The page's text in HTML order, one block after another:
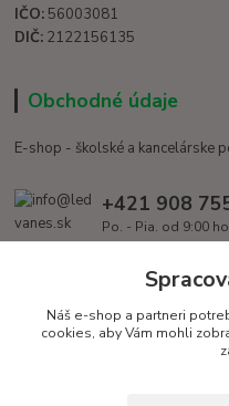
IČO: 56003081
DIČ: 2122156135
Obchodné údaje
E-shop - školské a kancelárske
+421 908
Po. - Pia. od 9:00
info@ledvanes.sk
Náš e-shop a partneri
cookies, aby Vám mohli